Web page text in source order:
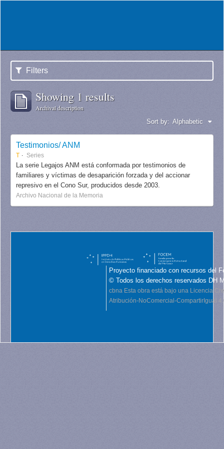
Filters
Showing 1 results
Archival description
Sort by: Alphabetic
Testimonios/ ANM
T Series
La serie Legajos ANM está conformada por testimonios de
familiares y víctimas de desaparición forzada y del accionar
represivo en el Cono Sur, producidos desde 2003.
Archivo Nacional de la Memoria
Proyecto financiado con recursos del
© Todos los derechos reservados DH
cbna Esta obra está bajo una Licencia
Atribución-NoComercial-CompartirIgual